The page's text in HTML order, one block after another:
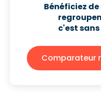
Bénéficiez
c'est
Comparateur